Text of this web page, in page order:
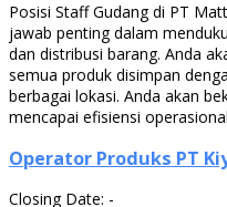
Posisi Staff Gudang di PT
jawab penting dalam
dan distribusi barang. Anda
semua produk disimpan
berbagai lokasi. Anda akan
mencapai efisiensi
Oреrаtоr Produks PT
Closing Date: -